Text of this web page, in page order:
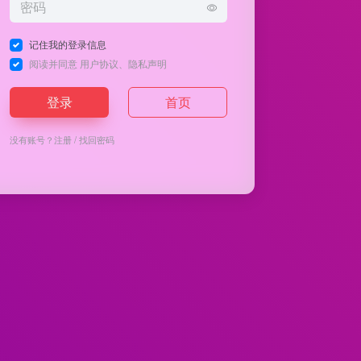
记住我的登录信息
阅读并同意 用户协议 隐私声明
登录 首页
没有账号？注册/找回密码